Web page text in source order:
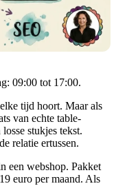
09:00 tot 17:00.
tijd hoort. Maar als
van echte table-
stukjes tekst.
relatie ertussen.
een webshop. Pakket
euro per maand. Als